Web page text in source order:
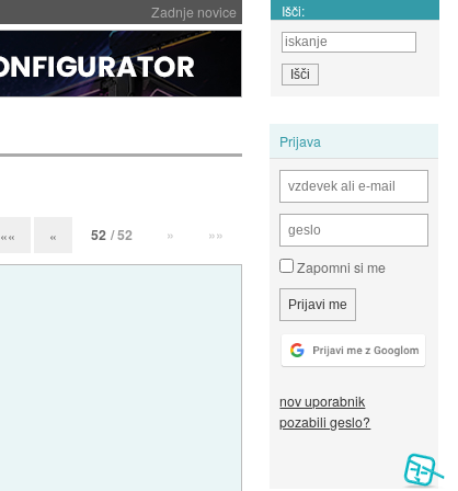
Zadnje novice Išči:
Prijava
Zapomni si me
nov uporabnik
pozabili geslo?
«« « 52 / 52 » »»